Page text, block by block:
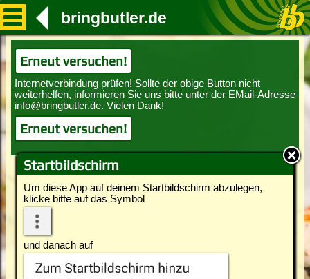
Startbildschirm
Um diese App auf deinem Startbildschirm abzulegen,
klicke bitte auf das Symbol
und danach auf
bringbutler.de
Erneut versuchen!
Erneut versuchen!